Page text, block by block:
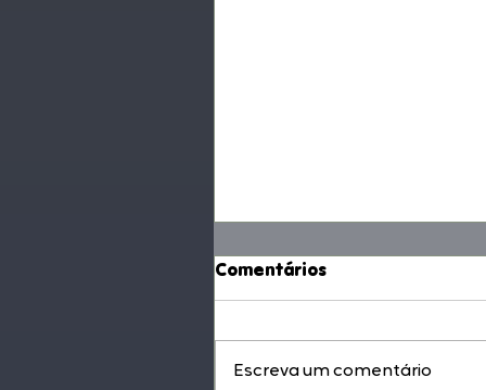
Comentários
Escreva um comentário